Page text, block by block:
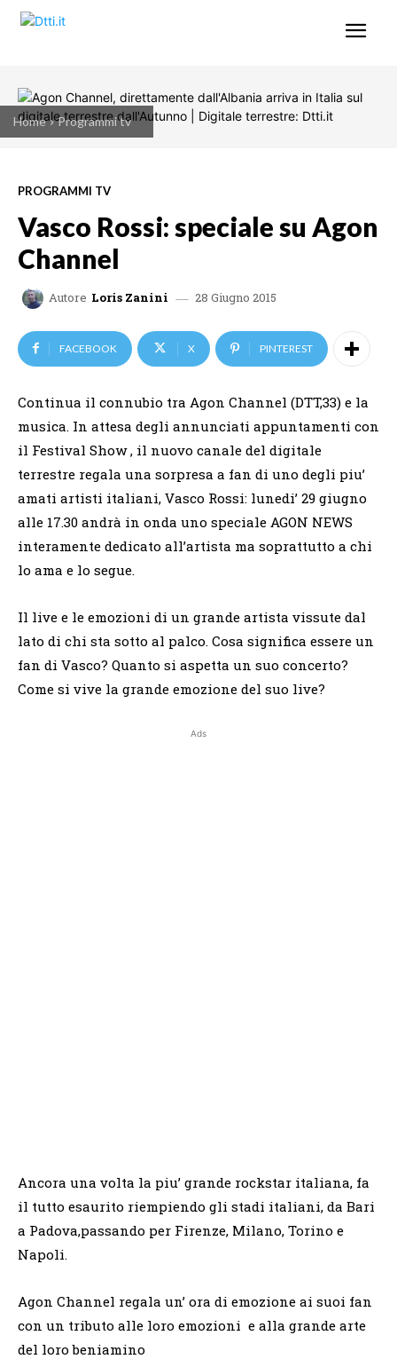
Home Programmi tv
PROGRAMMI TV
Vasco Rossi: speciale su Agon
Channel
Autore Loris Zanini 28 Giugno 2015
FACEBOOK X PINTEREST
Continua il connubio tra Agon Channel (DTT,33) e la
musica. In attesa degli annunciati appuntamenti con
il Festival Show , il nuovo canale del digitale
terrestre regala una sorpresa a fan di uno degli piu’
amati artisti italiani, Vasco Rossi: lunedi’ 29 giugno
alle 17.30 andrà in onda uno speciale AGON NEWS
interamente dedicato all’artista ma soprattutto a chi
lo ama e lo segue.
Il live e le emozioni di un grande artista vissute dal
lato di chi sta sotto al palco. Cosa significa essere un
fan di Vasco? Quanto si aspetta un suo concerto?
Come si vive la grande emozione del suo live?
Ads
Ancora una volta la piu’ grande rockstar italiana, fa
il tutto esaurito riempiendo gli stadi italiani, da Bari
a Padova,passando per Firenze, Milano, Torino e
Napoli.
Agon Channel regala un’ ora di emozione ai suoi fan
con un tributo alle loro emozioni e alla grande arte
del loro beniamino